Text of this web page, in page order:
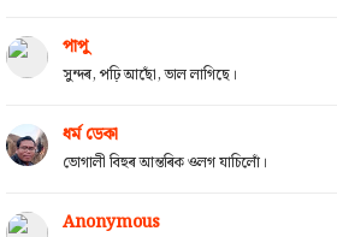
পাপু
সুন্দৰ, পঢ়ি আছোঁ, ভাল লাগিছে।
ধৰ্ম ডেকা
ভোগালী বিহুৰ আন্তৰিক ওলগ যাচিলোঁ।
Anonymous